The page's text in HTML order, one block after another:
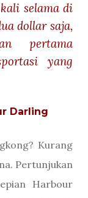
selama di
dollar saja,
pertama
yang
Darling
Kurang
Pertunjukan
Harbour